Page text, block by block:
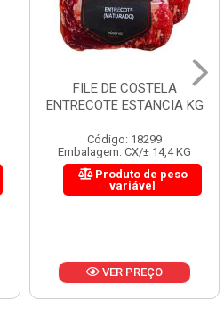
FILE DE COSTELA
ENTRECOTE ESTANCIA KG
Código: 18299
Embalagem: CX/± 14,4 KG
Produto de peso
variável
VER PREÇO